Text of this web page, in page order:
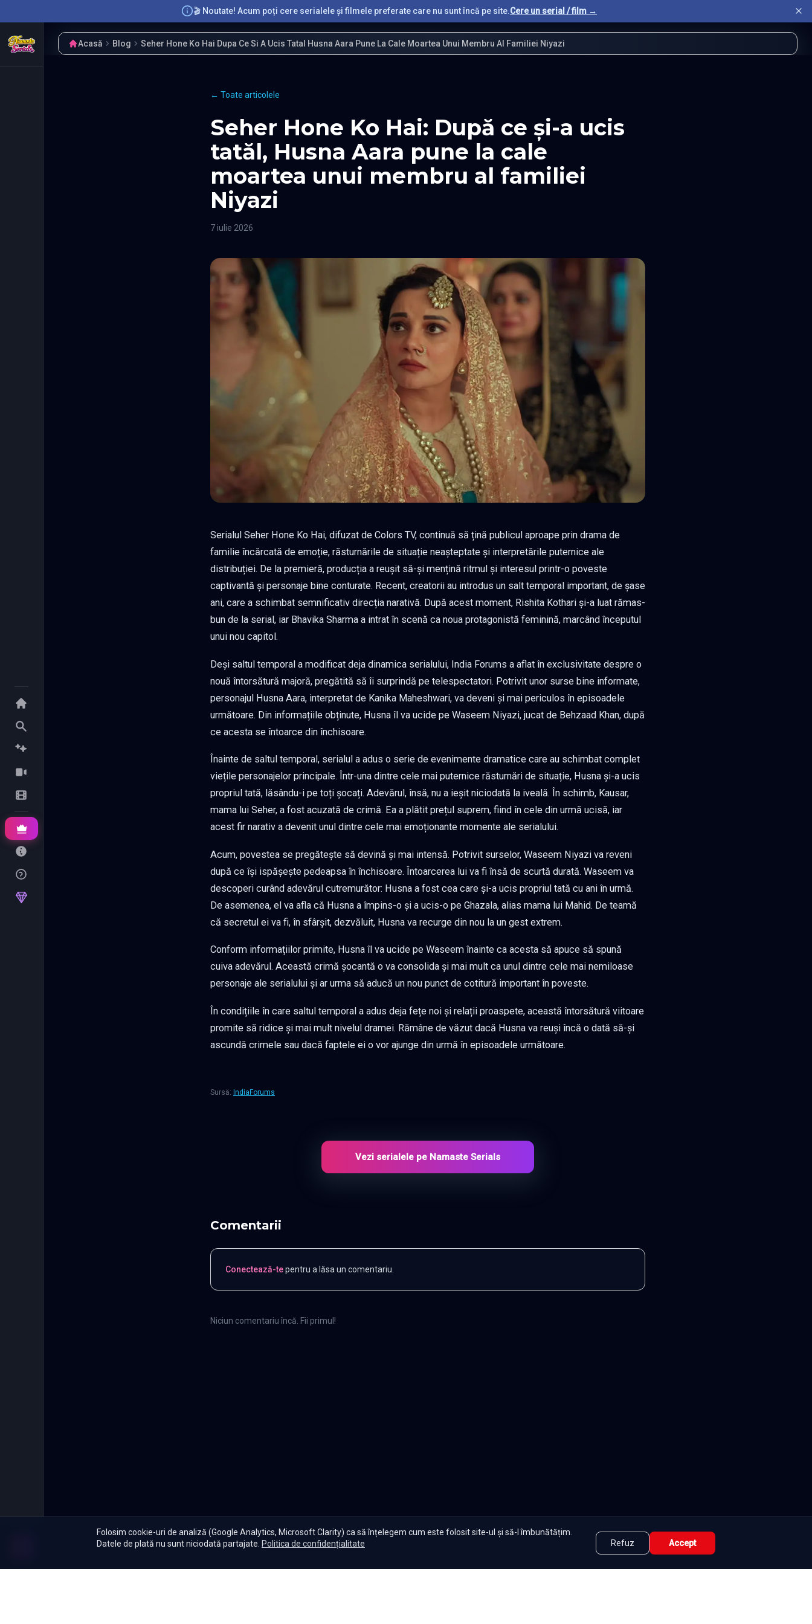
🎬 Noutate! Acum poți cere serialele și filmele preferate care nu sunt încă pe site.Cere un serial / film →
Folosim cookie-uri de analiză (Google Analytics, Microsoft Clarity) ca să înțelegem cum este folosit site-ul și să-l îmbunătățim.
Datele de plată nu sunt niciodată partajate. Politica de confidențialitate Refuz Accept
Acasă Blog Seher Hone Ko Hai Dupa Ce Si A Ucis Tatal Husna Aara Pune La Cale Moartea Unui Membru Al Familiei Niyazi
← Toate articolele
Seher Hone Ko Hai: După ce și-a ucis
tatăl, Husna Aara pune la cale
moartea unui membru al familiei
Niyazi
7 iulie 2026
Serialul Seher Hone Ko Hai, difuzat de Colors TV, continuă să țină publicul aproape prin drama de
familie încărcată de emoție, răsturnările de situație neașteptate și interpretările puternice ale
distribuției. De la premieră, producția a reușit să-și mențină ritmul și interesul printr-o poveste
captivantă și personaje bine conturate. Recent, creatorii au introdus un salt temporal important, de șase
ani, care a schimbat semnificativ direcția narativă. După acest moment, Rishita Kothari și-a luat rămas-
bun de la serial, iar Bhavika Sharma a intrat în scenă ca noua protagonistă feminină, marcând începutul
unui nou capitol.
Deși saltul temporal a modificat deja dinamica serialului, India Forums a aflat în exclusivitate despre o
nouă întorsătură majoră, pregătită să îi surprindă pe telespectatori. Potrivit unor surse bine informate,
personajul Husna Aara, interpretat de Kanika Maheshwari, va deveni și mai periculos în episoadele
următoare. Din informațiile obținute, Husna îl va ucide pe Waseem Niyazi, jucat de Behzaad Khan, după
ce acesta se întoarce din închisoare.
Înainte de saltul temporal, serialul a adus o serie de evenimente dramatice care au schimbat complet
viețile personajelor principale. Într-una dintre cele mai puternice răsturnări de situație, Husna și-a ucis
propriul tată, lăsându-i pe toți șocați. Adevărul, însă, nu a ieșit niciodată la iveală. În schimb, Kausar,
mama lui Seher, a fost acuzată de crimă. Ea a plătit prețul suprem, fiind în cele din urmă ucisă, iar
acest fir narativ a devenit unul dintre cele mai emoționante momente ale serialului.
Acum, povestea se pregătește să devină și mai intensă. Potrivit surselor, Waseem Niyazi va reveni
după ce își ispășește pedeapsa în închisoare. Întoarcerea lui va fi însă de scurtă durată. Waseem va
descoperi curând adevărul cutremurător: Husna a fost cea care și-a ucis propriul tată cu ani în urmă.
De asemenea, el va afla că Husna a împins-o și a ucis-o pe Ghazala, alias mama lui Mahid. De teamă
că secretul ei va fi, în sfârșit, dezvăluit, Husna va recurge din nou la un gest extrem.
Conform informațiilor primite, Husna îl va ucide pe Waseem înainte ca acesta să apuce să spună
cuiva adevărul. Această crimă șocantă o va consolida și mai mult ca unul dintre cele mai nemiloase
personaje ale serialului și ar urma să aducă un nou punct de cotitură important în poveste.
În condițiile în care saltul temporal a adus deja fețe noi și relații proaspete, această întorsătură viitoare
promite să ridice și mai mult nivelul dramei. Rămâne de văzut dacă Husna va reuși încă o dată să-și
ascundă crimele sau dacă faptele ei o vor ajunge din urmă în episoadele următoare.
Sursă: IndiaForums
Vezi serialele pe Namaste Serials
Comentarii
Conectează-tepentru a lăsa un comentariu.
Niciun comentariu încă. Fii primul!